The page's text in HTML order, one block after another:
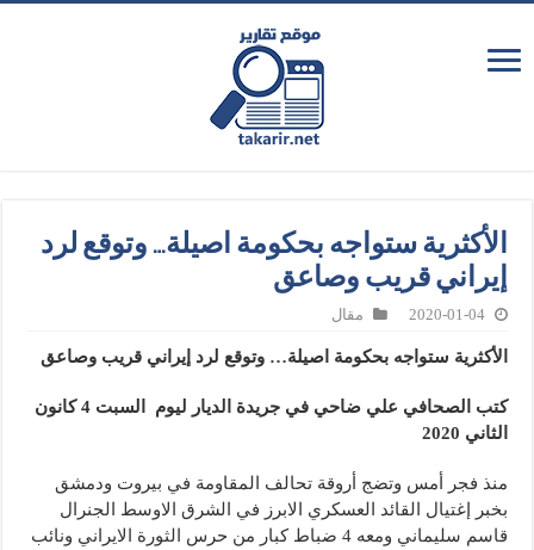
الأكثرية ستواجه بحكومة اصيلة… وتوقع لرد
إيراني قريب وصاعق
2020-01-04 مقال
الأكثرية ستواجه بحكومة اصيلة… وتوقع لرد إيراني قريب وصاعق
كتب الصحافي علي ضاحي في جريدة الديار ليوم السبت 4 كانون
الثاني 2020
منذ فجر أمس وتضج أروقة تحالف المقاومة في بيروت ودمشق
بخبر إغتيال القائد العسكري الابرز في الشرق الاوسط الجنرال
قاسم سليماني ومعه 4 ضباط كبار من حرس الثورة الايراني ونائب